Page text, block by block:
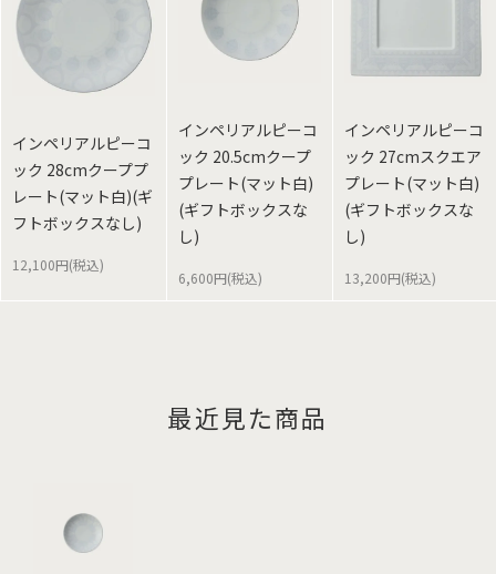
インペリアルピーコ
ック 28cmクーププ
レート(マット白)(ギ
フトボックスなし)
12,100円(税込)
インペリアルピーコ
ック 20.5cmクープ
プレート(マット白)
(ギフトボックスな
し)
6,600円(税込)
インペリアルピーコ
ック 27cmスクエア
プレート(マット白)
(ギフトボックスな
し)
13,200円(税込)
最近見た商品